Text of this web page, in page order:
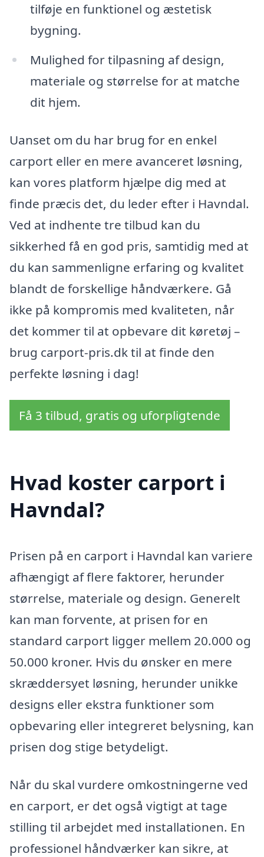
tilføje en funktionel og æstetisk
bygning.
Mulighed for tilpasning af design,
materiale og størrelse for at matche
dit hjem.
Uanset om du har brug for en enkel
carport eller en mere avanceret løsning,
kan vores platform hjælpe dig med at
finde præcis det, du leder efter i Havndal.
Ved at indhente tre tilbud kan du
sikkerhed få en god pris, samtidig med at
du kan sammenligne erfaring og kvalitet
blandt de forskellige håndværkere. Gå
ikke på kompromis med kvaliteten, når
det kommer til at opbevare dit køretøj –
brug carport-pris.dk til at finde den
perfekte løsning i dag!
Få 3 tilbud, gratis og uforpligtende
Hvad koster carport i
Havndal?
Prisen på en carport i Havndal kan variere
afhængigt af flere faktorer, herunder
størrelse, materiale og design. Generelt
kan man forvente, at prisen for en
standard carport ligger mellem 20.000 og
50.000 kroner. Hvis du ønsker en mere
skræddersyet løsning, herunder unikke
designs eller ekstra funktioner som
opbevaring eller integreret belysning, kan
prisen dog stige betydeligt.
Når du skal vurdere omkostningerne ved
en carport, er det også vigtigt at tage
stilling til arbejdet med installationen. En
professionel håndværker kan sikre, at